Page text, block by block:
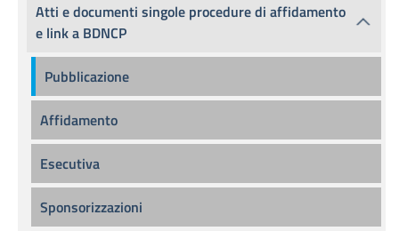
Atti e documenti singole procedure di affidamento
e link a BDNCP
Pubblicazione
Affidamento
Esecutiva
Sponsorizzazioni